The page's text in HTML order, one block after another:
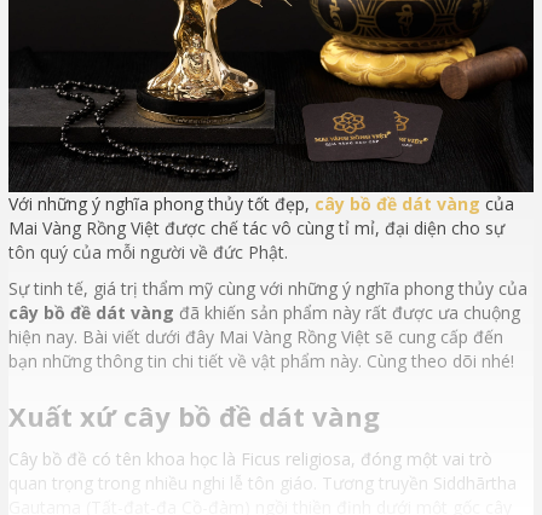
Với những ý nghĩa phong thủy tốt đẹp, cây bồ đề dát vàng của
Mai Vàng Rồng Việt được chế tác vô cùng tỉ mỉ, đại diện cho sự
tôn quý của mỗi người về đức Phật.
Sự tinh tế, giá trị thẩm mỹ cùng với những ý nghĩa phong thủy của
cây bồ đề dát vàng đã khiến sản phẩm này rất được ưa chuộng
hiện nay. Bài viết dưới đây Mai Vàng Rồng Việt sẽ cung cấp đến
bạn những thông tin chi tiết về vật phẩm này. Cùng theo dõi nhé!
Xuất xứ cây bồ đề dát vàng
Cây bồ đề có tên khoa học là Ficus religiosa, đóng một vai trò
quan trọng trong nhiều nghi lễ tôn giáo. Tương truyền Siddhārtha